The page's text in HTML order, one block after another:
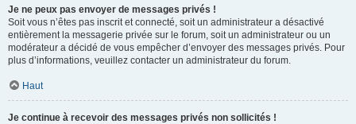
Je ne peux pas envoyer de messages privés !
Soit vous n’êtes pas inscrit et connecté, soit un administrateur a désactivé
entièrement la messagerie privée sur le forum, soit un administrateur ou un
modérateur a décidé de vous empêcher d’envoyer des messages privés. Pour
plus d’informations, veuillez contacter un administrateur du forum.
Haut
Je continue à recevoir des messages privés non sollicités !